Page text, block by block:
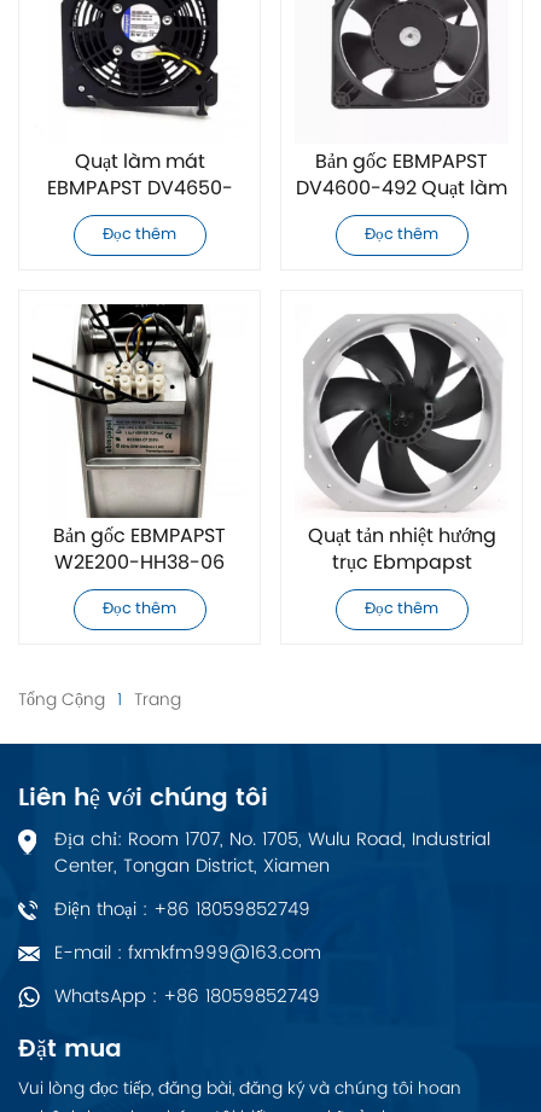
Quạt làm mát
EBMPAPST DV4650-
470 gốc chính hãng
Đọc thêm
Bản gốc EBMPAPST
DV4600-492 Quạt làm
mát trục
Đọc thêm
Bản gốc EBMPAPST
W2E200-HH38-06
Quạt làm mát trục
Đọc thêm
Quạt tản nhiệt hướng
trục Ebmpapst
W2E250-HJ52-06
chính hãng chính
Đọc thêm
Tổng Cộng 1 Trang
Liên hệ với chúng tôi
Địa chỉ: Room 1707, No. 1705, Wulu Road, Industrial
Center, Tongan District, Xiamen
Điện thoại : +86 18059852749
E-mail : fxmkfm999@163.com
WhatsApp : +86 18059852749
Đặt mua
Vui lòng đọc tiếp, đăng bài, đăng ký và chúng tôi hoan